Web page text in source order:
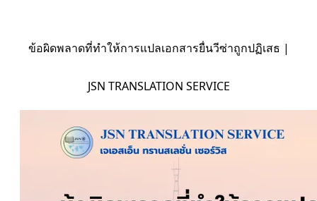
ข้อผิดพลาดที่ทำให้การแปลเอกสารยื่นวีซ่าถูกปฏิเสธ |
JSN TRANSLATION SERVICE